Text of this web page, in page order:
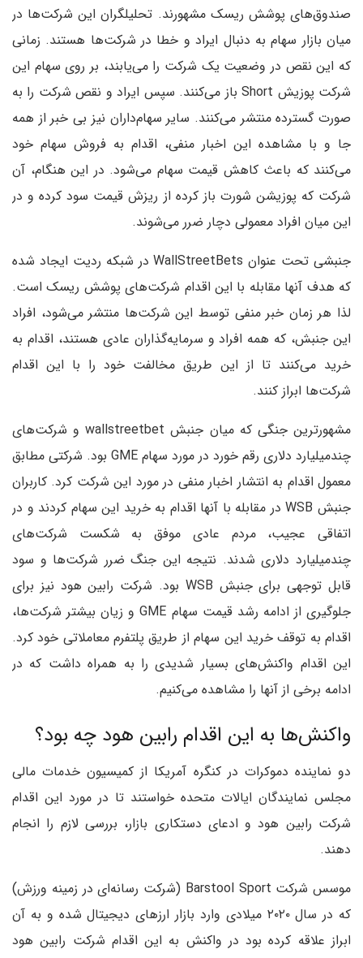
صندوق‌های پوشش ریسک مشهورند. تحلیلگران این شرکت‌ها در
میان بازار سهام به دنبال ایراد و خطا در شرکت‌ها هستند. زمانی
که این نقص در وضعیت یک شرکت را می‌یابند، بر روی سهام این
شرکت پوزیش Short باز می‌کنند. سپس ایراد و نقص شرکت را به
صورت گسترده منتشر می‌کنند. سایر سهام‌داران نیز بی خبر از همه
جا و با مشاهده این اخبار منفی، اقدام به فروش سهام خود
می‌کنند که باعث کاهش قیمت سهام می‌شود. در این هنگام، آن
شرکت که پوزیشن شورت باز کرده از ریزش قیمت سود کرده و در
این میان افراد معمولی دچار ضرر می‌شوند.
جنبشی تحت عنوان WallStreetBets در شبکه ردیت ایجاد شده
که هدف آنها مقابله با این اقدام شرکت‌های پوشش ریسک است.
لذا هر زمان خبر منفی توسط این شرکت‌ها منتشر می‌شود، افراد
این جنبش، که همه افراد و سرمایه‌گذاران عادی هستند، اقدام به
خرید می‌کنند تا از این طریق مخالفت خود را با این اقدام
شرکت‌ها ابراز کنند.
مشهورترین جنگی که میان جنبش wallstreetbet و شرکت‌های
چندمیلیارد دلاری رقم خورد در مورد سهام GME بود. شرکتی مطابق
معمول اقدام به انتشار اخبار منفی در مورد این شرکت کرد. کاربران
جنبش WSB در مقابله با آنها اقدام به خرید این سهام کردند و در
اتفاقی عجیب، مردم عادی موفق به شکست شرکت‌های
چندمیلیارد دلاری شدند. نتیجه این جنگ ضرر شرکت‌ها و سود
قابل توجهی برای جنبش WSB بود. شرکت رابین هود نیز برای
جلوگیری از ادامه رشد قیمت سهام GME و زیان بیشتر شرکت‌ها،
اقدام به توقف خرید این سهام از طریق پلتفرم معاملاتی خود کرد.
این اقدام واکنش‌های بسیار شدیدی را به همراه داشت که در
ادامه برخی از آنها را مشاهده می‌کنیم.
واکنش‌ها به این اقدام رابین هود چه بود؟
دو نماینده دموکرات در کنگره آمریکا از کمیسیون خدمات مالی
مجلس نمایندگان ایالات متحده خواستند تا در مورد این اقدام
شرکت رابین هود و ادعای دستکاری بازار، بررسی لازم را انجام
دهند.
موسس شرکت Barstool Sport (شرکت رسانه‌ای در زمینه ورزش)
که در سال ۲۰۲۰ میلادی وارد بازار ارزهای دیجیتال شده و به آن
ابراز علاقه کرده بود در واکنش به این اقدام شرکت رابین هود